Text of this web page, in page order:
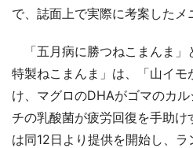
で、誌面上で実際に考案したメ
「五月病に勝つねこまんま」
特製ねこまんま」は、「山イモ
け、マグロのDHAがゴマのカ
チの乳酸菌が疲労回復を手助
は同12日より提供を開始し、